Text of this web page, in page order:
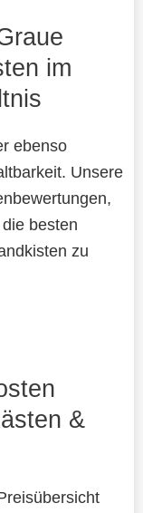
im
ebenso
Unsere
besten
zu
&